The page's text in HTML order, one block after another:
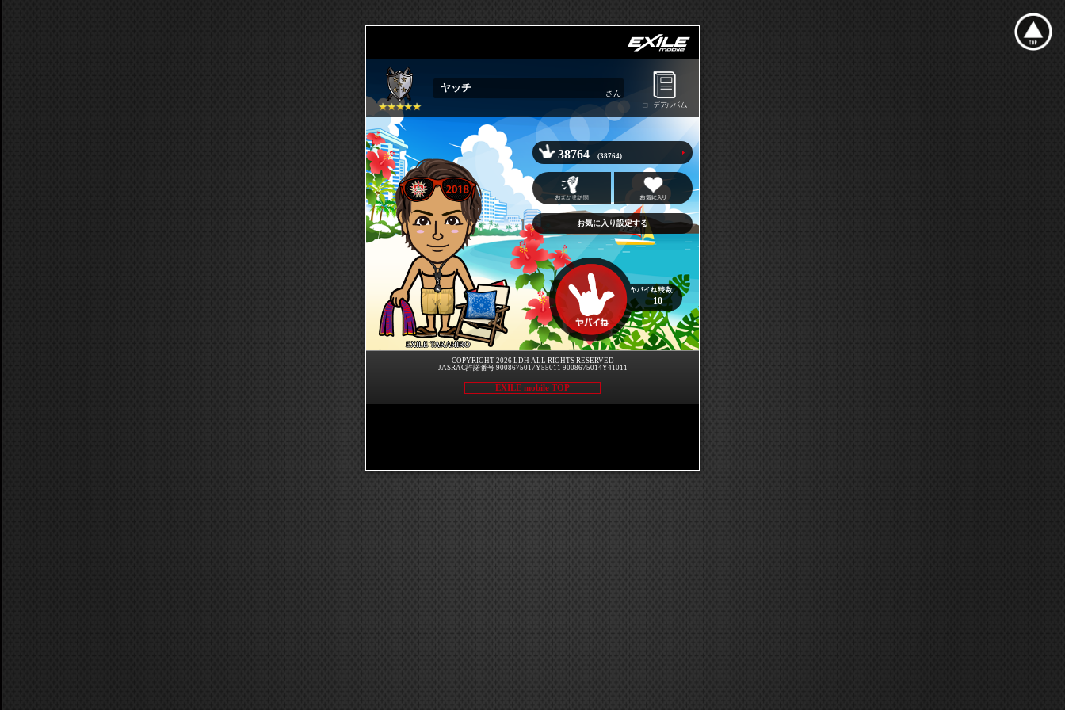
ヤッチ さん
EXILE TAKAHIRO
38764 (38764)
お気に入り設定する
10
COPYRIGHT 2026 LDH ALL RIGHTS RESERVED
JASRAC許諾番号 9008675017Y55011 9008675014Y41011
EXILE mobile TOP